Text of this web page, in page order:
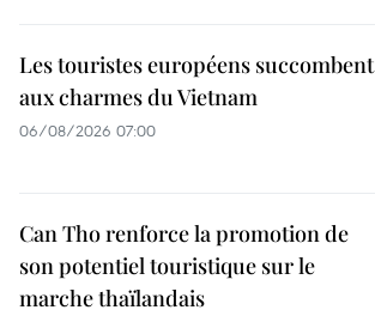
Les touristes européens succombent
aux charmes du Vietnam
06/08/2026 07:00
Can Tho renforce la promotion de
son potentiel touristique sur le
marche thaïlandais